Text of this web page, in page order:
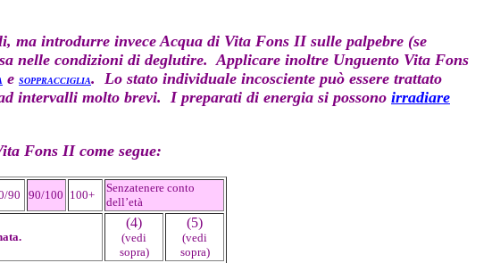
ma introdurre invece Acqua di Vita Fons II sulle palpebre (se
nelle condizioni di deglutire. Applicare inoltre Unguento Vita Fons
e SOPPRACCIGLIA. Lo stato individuale incosciente può essere trattato
intervalli molto brevi. I preparati di energia si possono irradiare
Fons IIcome segue:
90 90/100 100+
Senzatenere conto
dell’età
(4)
(vedi
sopra)
(5)
(vedi
sopra)